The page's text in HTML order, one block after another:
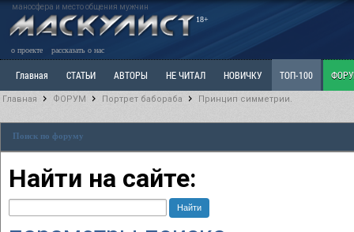
маносфера и место общения мужчин
18+
о проекте рассказать о нас
Главная СТАТЬИ АВТОРЫ НЕ ЧИТАЛ НОВИЧКУ ТОП-100
Ветка: Расстаюсь или Развожусь. САНЧАС Ветка: Наболевшее. Выскажись!
РАЗДЕЛ: Разное
Главная ФОРУМ Портрет бабораба Принцип симметрии.
Поиск по форуму
Найти на сайте: